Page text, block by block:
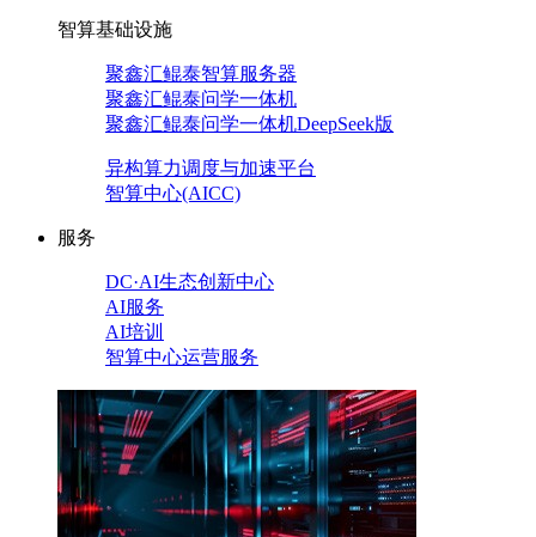
智算基础设施
聚鑫汇鲲泰智算服务器
聚鑫汇鲲泰问学一体机
聚鑫汇鲲泰问学一体机DeepSeek版
异构算力调度与加速平台
智算中心(AICC)
服务
DC·AI生态创新中心
AI服务
AI培训
智算中心运营服务